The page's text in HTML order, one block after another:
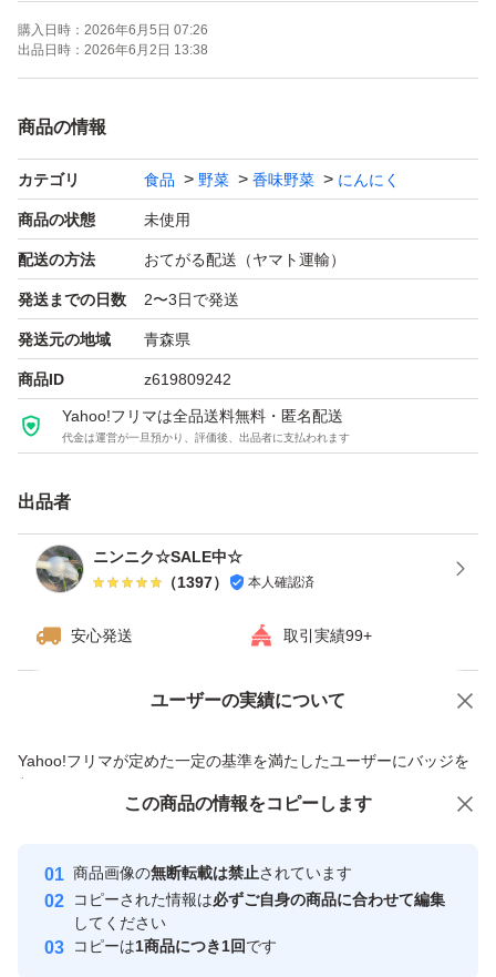
品質、大きめを求めるならコチラで間違いなし♪
悪い評価0を目指してます！！
早めの発送を心がけております♪
皮むけ、青芽、腐れ、特に発根。
人の手で丁寧に選別しておりますが、ダンボールに入れ
配送しますので揺れ、長時間密封により
このような症状が出る可能性があります。
ご了承の上、購入お願い致します。
送料、資材の高騰によりネコポスに変更しました！
購入日時： 2026年6月5日 07:26
出品日時： 2026年6月2日 13:38
商品の情報
カテゴリ 食品 野菜 香味野菜 にんにく
商品の状態 未使用
配送の方法 おてがる配送（ヤマト運輸）
発送までの日数 2〜3日で発送
発送元の地域 青森県
商品ID z619809242
Yahoo!フリマは全品送料無料・匿名配送
代金は運営が一旦預かり、評価後、出品者に支払われます
出品者
ニンニク☆SALE中☆
（1397） 本人確認済
安心発送 取引実績99+
ユーザーの実績について
Yahoo!フリマが定めた一定の基準を満たしたユーザーにバッジを
付与しています
安心取引出品者
心・安全なユーザーです
取引実績
価格の相談 商品への質問
この商品の情報をコピーします
商品画像の無断転載は禁止されています
コピーされた情報は必ずご自身の商品に合わせて編集
してください
コピーは1商品につき1回です
この商品をみている人にオススメ